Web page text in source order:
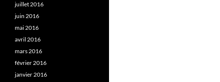
juillet 2016
juin 2016
mai 2016
avril 2016
mars 2016
février 2016
janvier 2016